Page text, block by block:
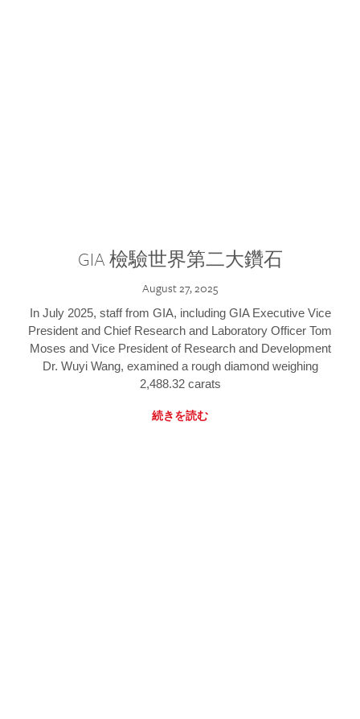
GIA 檢驗世界第二大鑽石
August 27, 2025
In July 2025, staff from GIA, including GIA Executive Vice
President and Chief Research and Laboratory Officer Tom
Moses and Vice President of Research and Development
Dr. Wuyi Wang, examined a rough diamond weighing
2,488.32 carats
続きを読む